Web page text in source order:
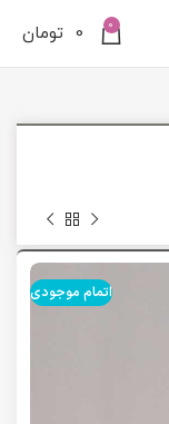
0
0 تومان
اتمام موجودی